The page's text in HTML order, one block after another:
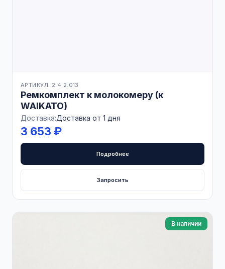
АРТИКУЛ: 2.4.2.013
Ремкомплект к молокомеру (к
WAIKATO)
Доставка:Доставка от 1 дня
3 653 ₽
Подробнее
Запросить
В наличии